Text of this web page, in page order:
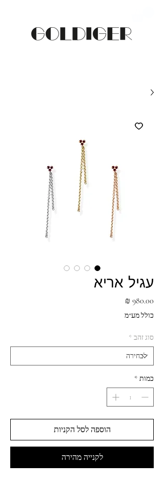
עגיל אריא
כולל מע״מ
סוג זהב *
כמות *
הוספה לסל הקניות
לקנייה מהירה